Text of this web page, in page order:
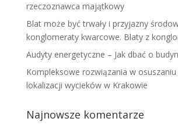
rzeczoznawca majątkowy
Blat może być trwały i przyjazny
konglomeraty kwarcowe. Blaty z
Audyty energetyczne – Jak dbać o
Kompleksowe rozwiązania w
lokalizacji wycieków w Krakowie
Najnowsze komentarze